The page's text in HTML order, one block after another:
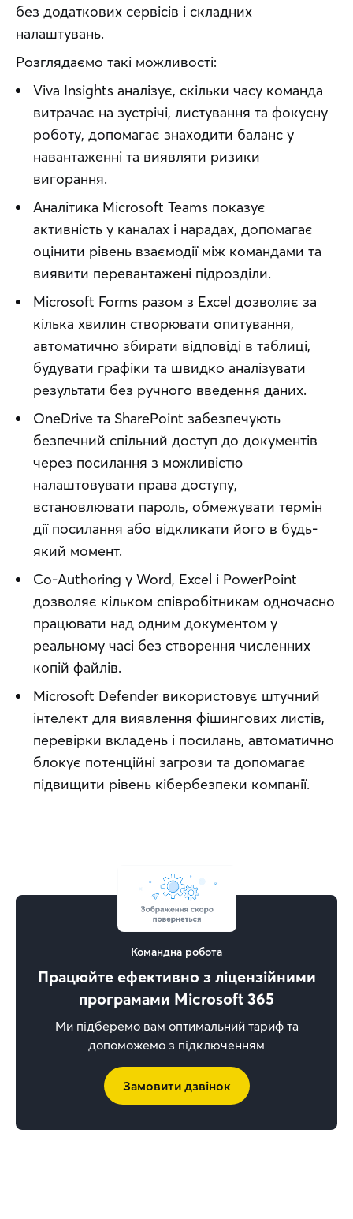
без додаткових сервісів і складних
налаштувань.
Розглядаємо такі можливості:
Viva Insights аналізує, скільки часу команда
витрачає на зустрічі, листування та фокусну
роботу, допомагає знаходити баланс у
навантаженні та виявляти ризики
вигорання.
Аналітика Microsoft Teams показує
активність у каналах і нарадах, допомагає
оцінити рівень взаємодії між командами та
виявити перевантажені підрозділи.
Microsoft Forms разом з Excel дозволяє за
кілька хвилин створювати опитування,
автоматично збирати відповіді в таблиці,
будувати графіки та швидко аналізувати
результати без ручного введення даних.
OneDrive та SharePoint забезпечують
безпечний спільний доступ до документів
через посилання з можливістю
налаштовувати права доступу,
встановлювати пароль, обмежувати термін
дії посилання або відкликати його в будь-
який момент.
Co-Authoring у Word, Excel і PowerPoint
дозволяє кільком співробітникам одночасно
працювати над одним документом у
реальному часі без створення численних
копій файлів.
Microsoft Defender використовує штучний
інтелект для виявлення фішингових листів,
перевірки вкладень і посилань, автоматично
блокує потенційні загрози та допомагає
підвищити рівень кібербезпеки компанії.
Командна робота
Працюйте ефективно з ліцензійними
програмами Microsoft 365
Ми підберемо вам оптимальний тариф та
допоможемо з підключенням
Замовити дзвінок